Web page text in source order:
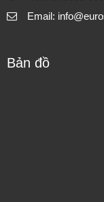
Email:
Bản đồ